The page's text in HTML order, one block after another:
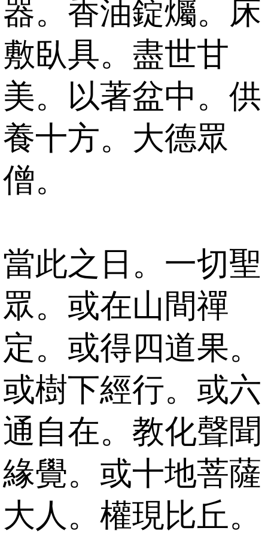
器。香油錠爥。床
敷臥具。盡世甘
美。以著盆中。供
養十方。大德眾
僧。
當此之日。一切聖
眾。或在山間禪
定。或得四道果。
或樹下經行。或六
通自在。教化聲聞
緣覺。或十地菩薩
大人。權現比丘。